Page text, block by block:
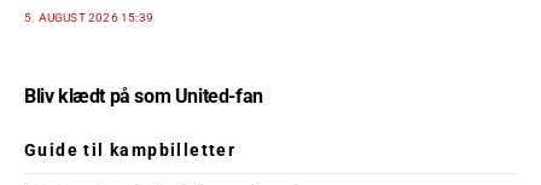
5. AUGUST 2026 15:39
Bliv klædt på som United-fan
Guide til kampbilletter